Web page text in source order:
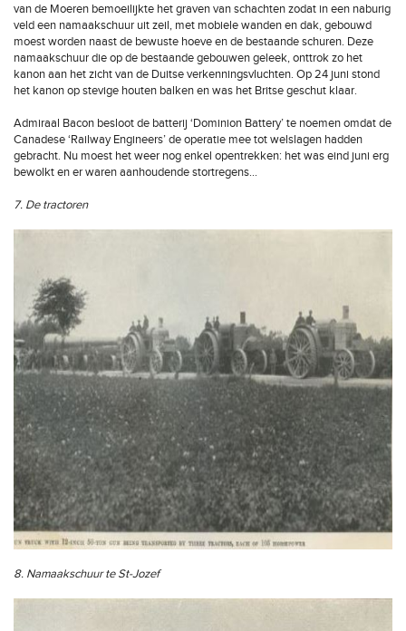
van de Moeren bemoeilijkte het graven van schachten zodat in een naburig
veld een namaakschuur uit zeil, met mobiele wanden en dak, gebouwd
moest worden naast de bewuste hoeve en de bestaande schuren. Deze
namaakschuur die op de bestaande gebouwen geleek, onttrok zo het
kanon aan het zicht van de Duitse verkenningsvluchten. Op 24 juni stond
het kanon op stevige houten balken en was het Britse geschut klaar.
Admiraal Bacon besloot de batterij ‘Dominion Battery’ te noemen omdat de
Canadese ‘Railway Engineers’ de operatie mee tot welslagen hadden
gebracht. Nu moest het weer nog enkel opentrekken: het was eind juni erg
bewolkt en er waren aanhoudende stortregens…
7. De tractoren
8. Namaakschuur te St-Jozef